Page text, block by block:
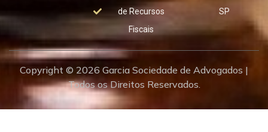
de Recursos
Fiscais
SP
Copyright © 2026 Garcia Sociedade de Advogados |
Todos os Direitos Reservados.